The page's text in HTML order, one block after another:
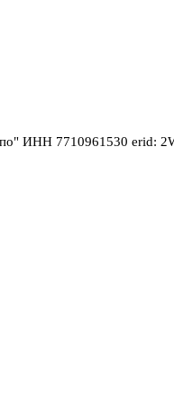
ИНН 7710961530 erid: